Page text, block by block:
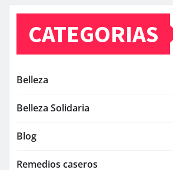
CATEGORIAS
Belleza
Belleza Solidaria
Blog
Remedios caseros